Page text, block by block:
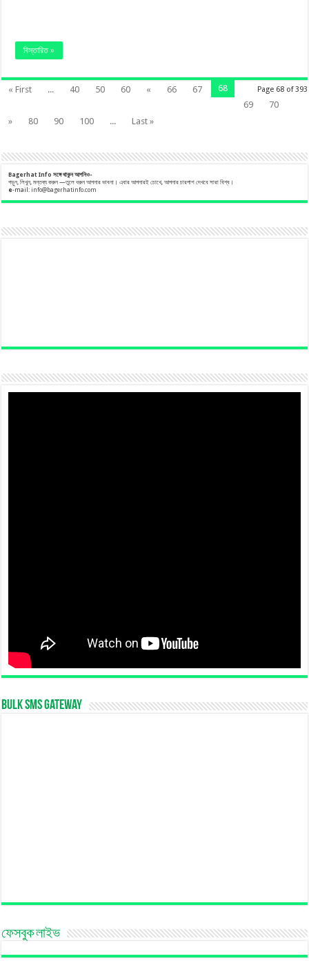
বিস্তারিত »
Page 68 of 393
« First ... 40 50 60 « 66 67
68
69
70
»
80 90 100 ... Last »
Bagerhat Info সঙ্গেথাকুনআপনিও-
পড়ুন, লিখুন, মন্তব্য করুন —তুলে ধরুন আপনার ভাবনা। এবার আপনারই চোখে, আপনার চারপাশ দেখবে সারা বিশ্ব।
e-mail:info@bagerhatinfo.com
Bulk SMS Gateway
ফেসবুক লাইভ